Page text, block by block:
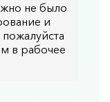
не было
и
в рабочее